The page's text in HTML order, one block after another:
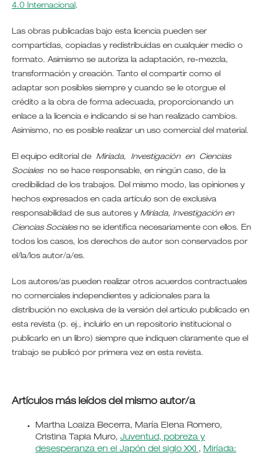
4.0 Internacional.
Las obras publicadas bajo esta licencia pueden ser
compartidas, copiadas y redistribuidas en cualquier medio o
formato. Asimismo se autoriza la adaptación, re-mezcla,
transformación y creación. Tanto el compartir como el
adaptar son posibles siempre y cuando se le otorgue el
crédito a la obra de forma adecuada, proporcionando un
enlace a la licencia e indicando si se han realizado cambios.
Asimismo, no es posible realizar un uso comercial del material.
El equipo editorial de Miríada, Investigación en Ciencias
Sociales no se hace responsable, en ningún caso, de la
credibilidad de los trabajos. Del mismo modo, las opiniones y
hechos expresados en cada artículo son de exclusiva
responsabilidad de sus autores y Miríada, Investigación en
Ciencias Sociales no se identifica necesariamente con ellos. En
todos los casos, los derechos de autor son conservados por
el/la/los autor/a/es.
Los autores/as pueden realizar otros acuerdos contractuales
no comerciales independientes y adicionales para la
distribución no exclusiva de la versión del artículo publicado en
esta revista (p. ej., incluirlo en un repositorio institucional o
publicarlo en un libro) siempre que indiquen claramente que el
trabajo se publicó por primera vez en esta revista.
Artículos más leídos del mismo autor/a
Martha Loaiza Becerra, María Elena Romero,
Cristina Tapia Muro, Juventud, pobreza y
desesperanza en el Japón del siglo XXI , Miríada: